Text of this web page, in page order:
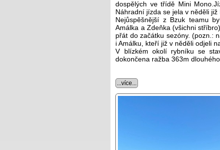
dospělých ve třídě Mini
Náhradní jízda se jela v něděli již
Nejůspěšnější z Bzuk teamu
Amálka a Zdeňka (všichni
přát do začátku sezóny. (pozn.:
i Amálku, kteří již v něděli odjeli
V blízkém okolí rybníku se
dokončena ražba 363m
...více...